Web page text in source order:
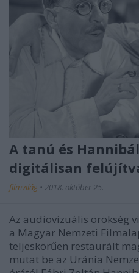
A tanú és
digitálisan
filmvilág • 2018. október 25.
Az audiovizuális örökség
a Magyar Nemzeti
teljeskörűen restaurált
mutat be az Uránia